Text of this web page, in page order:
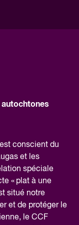
conscient du
et les
spéciale
« plat à une
situé notre
et de protéger le
le CCF